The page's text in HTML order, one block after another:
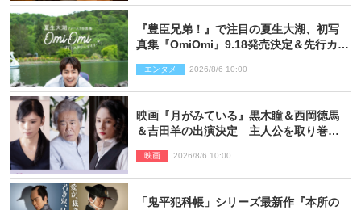
『豊臣兄弟！』で注目の夏生大湖、初写
真集『OmiOmi』9.18発売決定＆先行カッ
エンタメ 2026/8/6 10:00
映画『月がみている』黒木瞳＆西岡徳馬
＆吉田羊の出演決定 主人公を取り巻く
映画 2026/8/6 10:00
「鬼平犯科帳」シリーズ最新作『本所の